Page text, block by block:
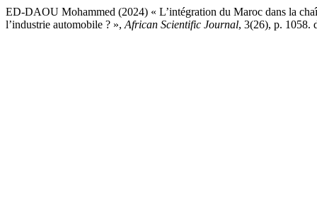
ED-DAOU Mohammed (2024) « L’intégration du Maroc dans la
l’industrie automobile ? », African Scientific Journal, 3(26), p. 1058.